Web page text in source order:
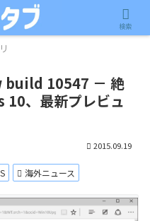
10547 － 絶
、最新プレビュ
2015.09.19
海外ニュース
検索